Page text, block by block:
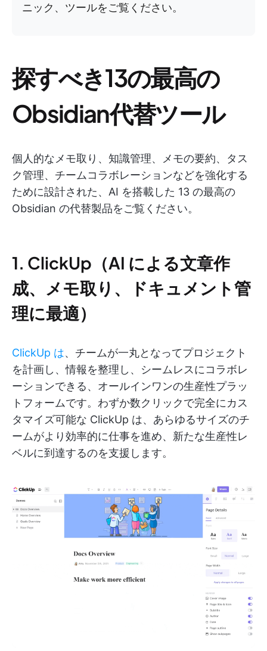
ニック、ツールをご覧ください。
探すべき13の最高の
Obsidian代替ツール
個人的なメモ取り、知識管理、メモの要約、タス
ク管理、チームコラボレーションなどを強化する
ために設計された、AI を搭載した 13 の最高の
Obsidian の代替製品をご覧ください。
1. ClickUp（AI による文章作
成、メモ取り、ドキュメント管
理に最適）
ClickUp は、チームが一丸となってプロジェクト
を計画し、情報を整理し、シームレスにコラボレ
ーションできる、オールインワンの生産性プラッ
トフォームです。わずか数クリックで完全にカス
タマイズ可能な ClickUp は、あらゆるサイズのチ
ームがより効率的に仕事を進め、新たな生産性レ
ベルに到達するのを支援します。